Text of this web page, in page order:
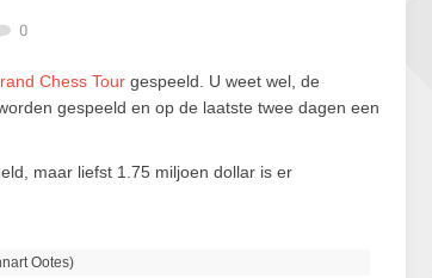
0
Chess Tour gespeeld. U weet wel, de
gespeeld en op de laatste twee dagen een
maar liefst 1.75 miljoen dollar is er
Ootes)